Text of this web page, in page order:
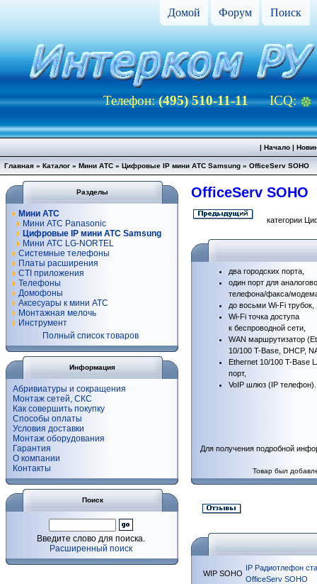
Домой Форум Поиск
Телефон:(495) 510-11-11ICQ:
| Начало|
Главная » Каталог » Мини АТС » Цифровые IP мини АТС Samsung » OfficeServ SOHO
Разделы
Мини АТС
Мини АТС Panasonic
Цифровые IP мини АТС Samsung
Мини АТС LG-NORTEL
Системные телефоны
Платы расширения
CTI приложения
Телефоны
Домофоны
Аксесуары к мини АТС
Монтажная мелочь
Инструмент
Полный список товаров
Информация
Абривиатуры и сокращения
Монтаж сетей, СКС
Как совершить покупку
Способы оплаты
Условия доставки
Монтаж оборудования
Гарантия
О компании
Контакты
Поиск
Введите слово для поиска.
Расширенный поиск
OfficeServ SOHO
категории
два городских порта,
один порт для
телефона/факса/
до восьми Wi-Fi трубок,
Wi-Fi точка доступа
к беспроводной сети,
WAN маршрутизатор
10/100 T-Base , DHCP,
Ethernet 10/100 T-Base
порт,
VoIP шлюз (IP телефон).
Для получения подробной
Товар был
WIP SOHO
IP Радиотлефон
OfficeServ SOHO